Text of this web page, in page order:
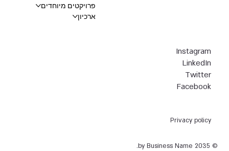
Privacy policy
© 2035 by Business Name.
Instagram
LinkedIn
Twitter
Facebook
פרויקטים מיוחדים
ארכיון